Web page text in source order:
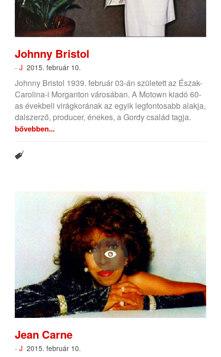
Johnny Bristol
- J 2015. február 10.
Johnny Bristol 1939. február 03-án született az Észak-
Carolina-i Morganton városában. A Motown kiadó 60-
as évekbeli virágkorának az egyik legfontosabb alakja,
dalszerző, producer, énekes, a Gordy család tagja.
bővebben...
Jean Carne
- J 2015. február 10.